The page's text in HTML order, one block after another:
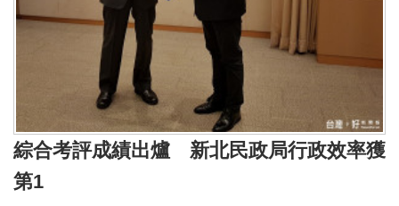
綜合考評成績出爐 新北民政局行政效率獲
第1